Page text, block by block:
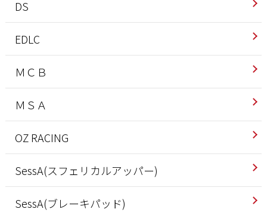
DS
EDLC
ＭＣＢ
ＭＳＡ
OZ RACING
SessA(スフェリカルアッパー)
SessA(ブレーキパッド)